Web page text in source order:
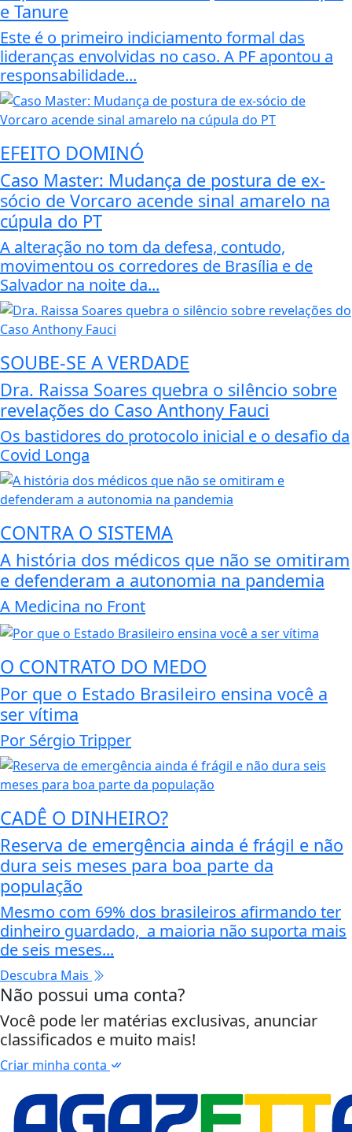
e Tanure
Este é o primeiro indiciamento formal das
lideranças envolvidas no caso. A PF apontou a
responsabilidade...
EFEITO DOMINÓ
Caso Master: Mudança de postura de ex-
sócio de Vorcaro acende sinal amarelo na
cúpula do PT
A alteração no tom da defesa, contudo,
movimentou os corredores de Brasília e de
Salvador na noite da...
SOUBE-SE A VERDADE
Dra. Raissa Soares quebra o silêncio sobre
revelações do Caso Anthony Fauci
Os bastidores do protocolo inicial e o desafio da
Covid Longa
CONTRA O SISTEMA
A história dos médicos que não se omitiram
e defenderam a autonomia na pandemia
A Medicina no Front
O CONTRATO DO MEDO
Por que o Estado Brasileiro ensina você a
ser vítima
Por Sérgio Tripper
CADÊ O DINHEIRO?
Reserva de emergência ainda é frágil e não
dura seis meses para boa parte da
população
Mesmo com 69% dos brasileiros afirmando ter
dinheiro guardado, a maioria não suporta mais
de seis meses...
Descubra Mais
Não possui uma conta?
Você pode ler matérias exclusivas, anunciar
classificados e muito mais!
Criar minha conta